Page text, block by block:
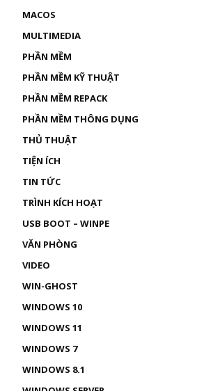
MACOS
MULTIMEDIA
PHẦN MỀM
PHẦN MỀM KỸ THUẬT
PHẦN MỀM REPACK
PHẦN MỀM THÔNG DỤNG
THỦ THUẬT
TIỆN ÍCH
TIN TỨC
TRÌNH KÍCH HOẠT
USB BOOT – WINPE
VĂN PHÒNG
VIDEO
WIN-GHOST
WINDOWS 10
WINDOWS 11
WINDOWS 7
WINDOWS 8.1